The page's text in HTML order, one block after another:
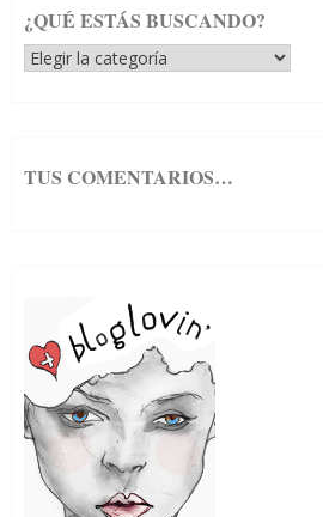
¿QUÉ ESTÁS BUSCANDO?
¿Qué
TUS COMENTARIOS…